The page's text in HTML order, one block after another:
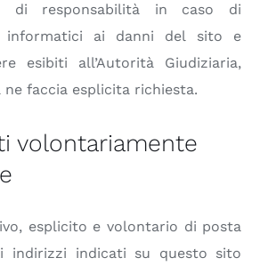
di responsabilità in caso di
informatici ai danni del sito e
esibiti all’Autorità Giudiziaria,
ne faccia esplicita richiesta.
volontariamente
esplicito e volontario di posta
indirizzi indicati su questo sito